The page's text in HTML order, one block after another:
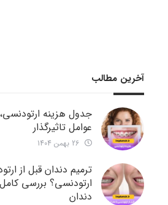
آخرین مطالب
جدول هزینه
عوامل تاثیرگذار
ترمیم دندان قبل از
ارتودنسی؟ بررسی
دندان